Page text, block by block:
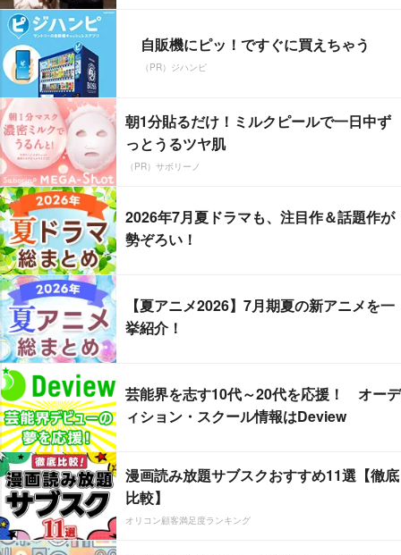
自販機にピッ！ですぐに買えちゃう
（PR）ジハンピ
朝1分貼るだけ！ミルクピールで一日中ず
っとうるツヤ肌
（PR）サボリーノ
2026年7月夏ドラマも、注目作＆話題作が
勢ぞろい！
【夏アニメ2026】7月期夏の新アニメを一
挙紹介！
芸能界を志す10代～20代を応援！ オーデ
ィション・スクール情報はDeview
漫画読み放題サブスクおすすめ11選【徹底
比較】
オリコン顧客満足度ランキング